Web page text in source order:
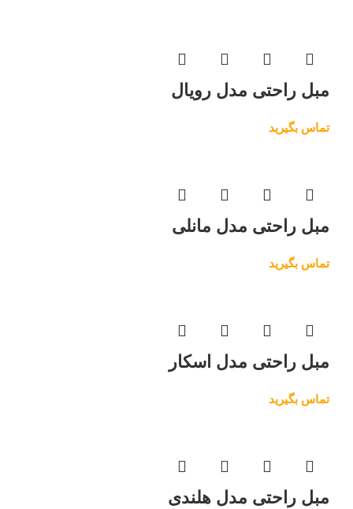
مبل راحتی مدل رویال
تماس بگیرید
مبل راحتی مدل مانلی
تماس بگیرید
مبل راحتی مدل اسکار
تماس بگیرید
مبل راحتی مدل هلندی